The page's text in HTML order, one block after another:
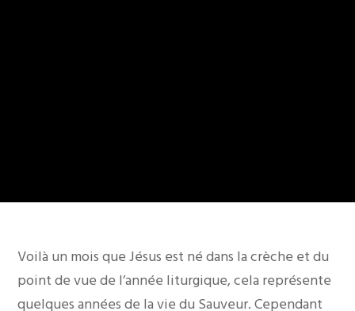
Voilà un mois que Jésus est né dans la crèche et du
point de vue de l’année liturgique, cela représente
quelques années de la vie du Sauveur. Cependant